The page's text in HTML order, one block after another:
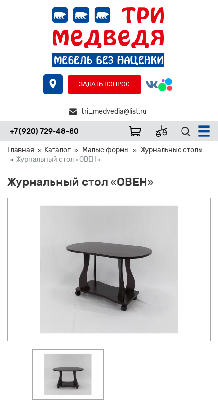
ЗАДАТЬ ВОПРОС
tri_medvedia@list.ru
+7 (920) 729-48-80
Главная Каталог Малые формы
Журнальные столы
Журнальный стол «ОВЕН»
Журнальный стол «ОВЕН»